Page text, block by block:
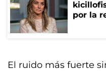
por la
El ruido más fuerte